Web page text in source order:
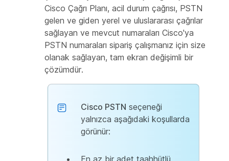
Cisco Çağrı Planı, acil durum çağrısı, PSTN
gelen ve giden yerel ve uluslararası çağrılar
sağlayan ve mevcut numaraları Cisco'ya
PSTN numaraları sipariş çalışmanız için size
olanak sağlayan, tam ekran değişimli bir
çözümdür.
Cisco PSTN seçeneği
yalnızca aşağıdaki koşullarda
görünür:
En az bir adet taahhütlü